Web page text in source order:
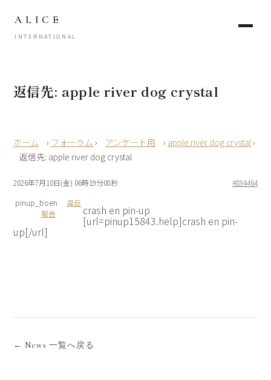
ALICE
INTERNATIONAL
返信先: apple river dog crystal
› フォーラム › アンケート用 › apple river dog crystal›
返信先: apple river dog crystal
2026年7月10日(金) 06時19分08秒
#894464
pinup_boen
違反
報告
crash en pin-up
[url=pinup15843.help]crash en pin-
up[/url]
← News 一覧へ戻る